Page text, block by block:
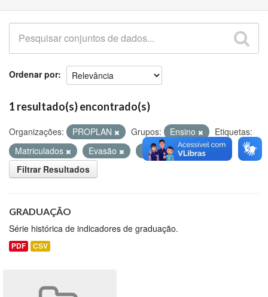
Ordenar por
1 resultado(s) encontrado(s)
Organizações: PROPLAN Grupos: Ensino
Etiquetas:
Matriculados
Evasão
Ingressantes
Filtrar Resultados
GRADUAÇÃO
Série histórica de indicadores de graduação.
PDF CSV